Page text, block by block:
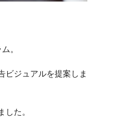
。
ビジュアルを提案しま
た。